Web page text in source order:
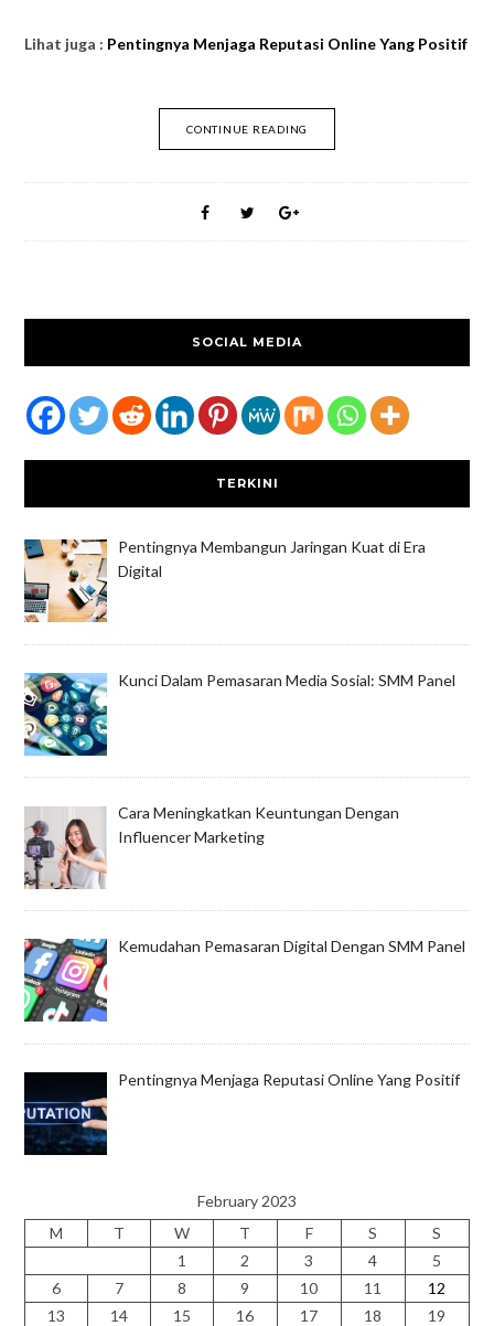
Lihat juga : Pentingnya Menjaga Reputasi Online Yang Positif
CONTINUE READING
SOCIAL MEDIA
TERKINI
Pentingnya Membangun Jaringan Kuat di Era
Digital
Kunci Dalam Pemasaran Media Sosial: SMM Panel
Cara Meningkatkan Keuntungan Dengan
Influencer Marketing
Kemudahan Pemasaran Digital Dengan SMM Panel
Pentingnya Menjaga Reputasi Online Yang Positif
February 2023
M
T W T F S
S
1
2 3 4
5
6
7 8 9 10 11
12
13
14 15 16 17 18 19